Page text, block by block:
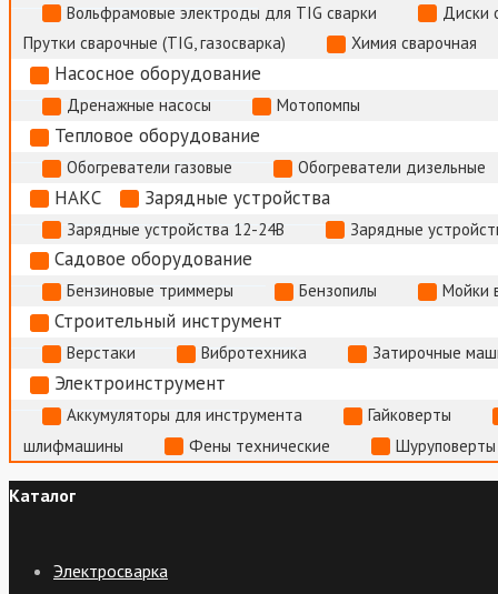
Вольфрамовые электроды для TIG сварки
Диски
Прутки сварочные (TIG, газосварка)
Химия сварочная
Насосное оборудование
Дренажные насосы Мотопомпы
Тепловое оборудование
Обогреватели газовые Обогреватели дизельные
НАКС Зарядные устройства
Зарядные устройства 12-24В Зарядные
Садовое оборудование
Бензиновые триммеры Бензопилы Мойки
Строительный инструмент
Верстаки Вибротехника Затирочные
Электроинструмент
Аккумуляторы для инструмента
Гайковерты
шлифмашины
Фены технические
Каталог
Электросварка